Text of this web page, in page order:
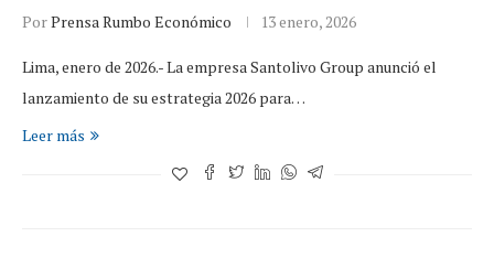
PorPrensa Rumbo Económico 13 enero, 2026
Lima, enero de 2026.- La empresa Santolivo Group anunció el
lanzamiento de su estrategia 2026 para…
Leer más